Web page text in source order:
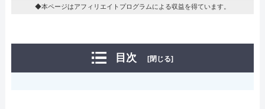
◆本ページはアフィリエイトプログラムによる収益を得ています。
目次 [閉じる]